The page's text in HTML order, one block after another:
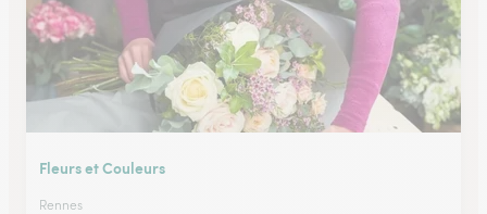
Fleurs et Couleurs
Rennes